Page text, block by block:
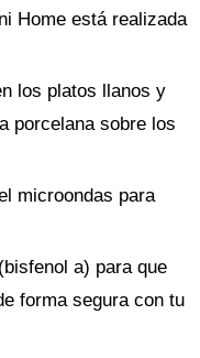
Home está realizada
los platos llanos y
porcelana sobre los
microondas para
a) para que
forma segura con tu